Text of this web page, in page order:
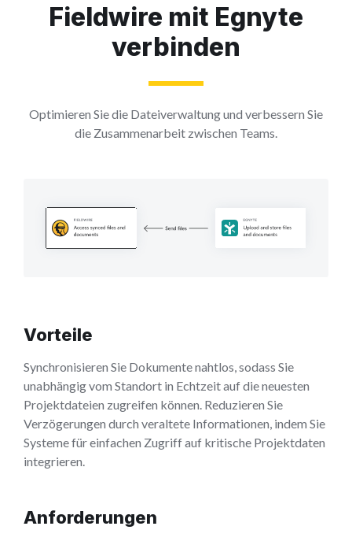
Fieldwire mit Egnyte
verbinden
Optimieren Sie die Dateiverwaltung und verbessern Sie
die Zusammenarbeit zwischen Teams.
Vorteile
Synchronisieren Sie Dokumente nahtlos, sodass Sie
unabhängig vom Standort in Echtzeit auf die neuesten
Projektdateien zugreifen können. Reduzieren Sie
Verzögerungen durch veraltete Informationen, indem Sie
Systeme für einfachen Zugriff auf kritische Projektdaten
integrieren.
Anforderungen